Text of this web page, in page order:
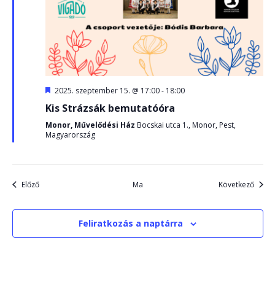
Kiemelt
2025. szeptember 15. @ 17:00- 18:00
Kis Strázsák bemutatóóra
Monor, Művelődési Ház Bocskai utca 1., Monor, Pest,
Magyarország
ElőzőEsemények Ma Következő
Feliratkozás a naptárra